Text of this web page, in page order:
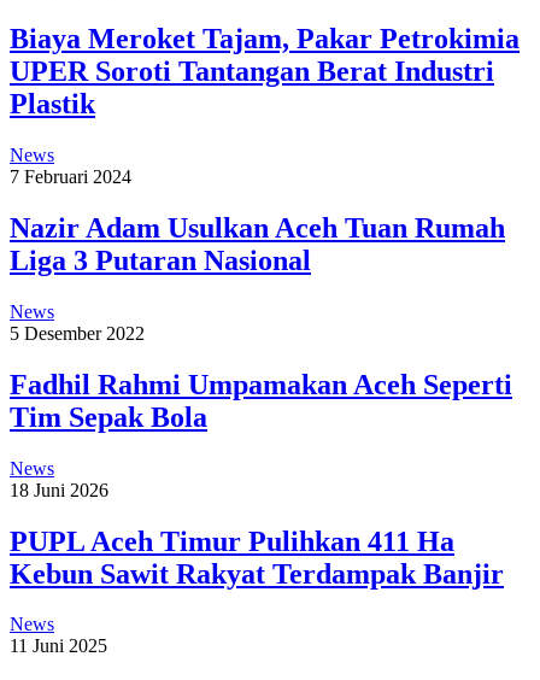
Biaya Meroket Tajam, Pakar Petrokimia
UPER Soroti Tantangan Berat Industri
Plastik
News
7 Februari 2024
Nazir Adam Usulkan Aceh Tuan Rumah
Liga 3 Putaran Nasional
News
5 Desember 2022
Fadhil Rahmi Umpamakan Aceh Seperti
Tim Sepak Bola
News
18 Juni 2026
PUPL Aceh Timur Pulihkan 411 Ha
Kebun Sawit Rakyat Terdampak Banjir
News
11 Juni 2025